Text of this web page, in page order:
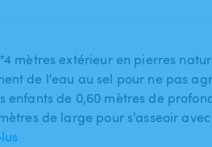
mètres extérieur en pierres
de l'eau au sel pour ne pas
enfants de 0​,​60 mètres de
de large pour s'asseoir